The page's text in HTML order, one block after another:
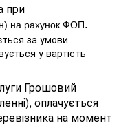
при
на рахунок ФОП.
за умови
у вартість
Грошовий
оплачується
на момент